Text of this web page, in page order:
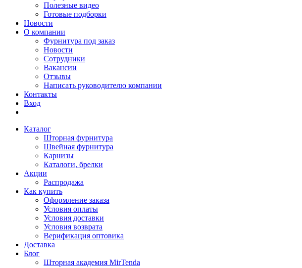
Полезные видео
Готовые подборки
Новости
О компании
Фурнитура под заказ
Новости
Сотрудники
Вакансии
Отзывы
Написать руководителю компании
Контакты
Вход
Каталог
Шторная фурнитура
Швейная фурнитура
Карнизы
Каталоги, брелки
Акции
Распродажа
Как купить
Оформление заказа
Условия оплаты
Условия доставки
Условия возврата
Верификация оптовика
Доставка
Блог
Шторная академия MirTenda